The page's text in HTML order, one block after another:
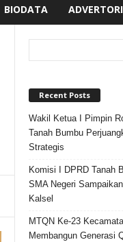
BIODATA
Recent Posts
Wakil Ketua I Pimpin
Tanah Bumbu
Strategis
Komisi I DPRD Tanah
SMA Negeri
Kalsel
MTQN Ke-23
Membangun Generasi